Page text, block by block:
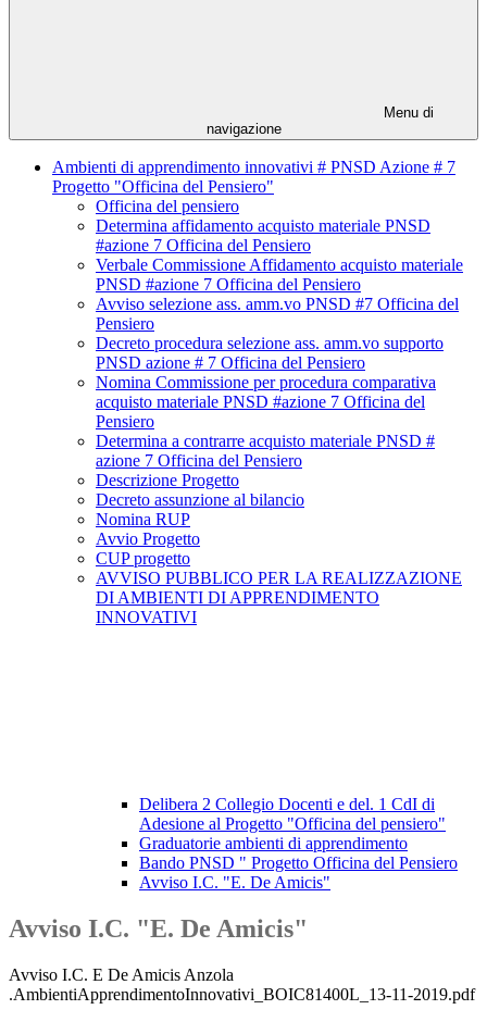
Menu di
navigazione
Ambienti di apprendimento innovativi # PNSD Azione # 7
Progetto "Officina del Pensiero"
Officina del pensiero
Determina affidamento acquisto materiale PNSD
#azione 7 Officina del Pensiero
Verbale Commissione Affidamento acquisto materiale
PNSD #azione 7 Officina del Pensiero
Avviso selezione ass. amm.vo PNSD #7 Officina del
Pensiero
Decreto procedura selezione ass. amm.vo supporto
PNSD azione # 7 Officina del Pensiero
Nomina Commissione per procedura comparativa
acquisto materiale PNSD #azione 7 Officina del
Pensiero
Determina a contrarre acquisto materiale PNSD #
azione 7 Officina del Pensiero
Descrizione Progetto
Decreto assunzione al bilancio
Nomina RUP
Avvio Progetto
CUP progetto
AVVISO PUBBLICO PER LA REALIZZAZIONE
DI AMBIENTI DI APPRENDIMENTO
INNOVATIVI
Delibera 2 Collegio Docenti e del. 1 CdI di
Adesione al Progetto "Officina del pensiero"
Graduatorie ambienti di apprendimento
Bando PNSD " Progetto Officina del Pensiero
Avviso I.C. "E. De Amicis"
Avviso I.C. "E. De Amicis"
Avviso I.C. E De Amicis Anzola
.AmbientiApprendimentoInnovativi_BOIC81400L_13-11-2019.pdf